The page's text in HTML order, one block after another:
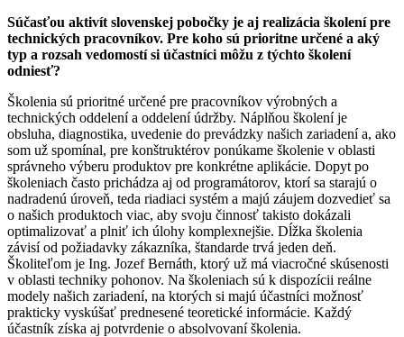
Súčasťou aktivít slovenskej pobočky je aj realizácia školení pre
technických pracovníkov. Pre koho sú prioritne určené a aký
typ a rozsah vedomostí si účastníci môžu z týchto školení
odniesť?
Školenia sú prioritné určené pre pracovníkov výrobných a
technických oddelení a oddelení údržby. Náplňou školení je
obsluha, diagnostika, uvedenie do prevádzky našich zariadení a, ako
som už spomínal, pre konštruktérov ponúkame školenie v oblasti
správneho výberu produktov pre konkrétne aplikácie. Dopyt po
školeniach často prichádza aj od programátorov, ktorí sa starajú o
nadradenú úroveň, teda riadiaci systém a majú záujem dozvedieť sa
o našich produktoch viac, aby svoju činnosť takisto dokázali
optimalizovať a plniť ich úlohy komplexnejšie. Dĺžka školenia
závisí od požiadavky zákazníka, štandarde trvá jeden deň.
Školiteľom je Ing. Jozef Bernáth, ktorý už má viacročné skúsenosti
v oblasti techniky pohonov. Na školeniach sú k dispozícii reálne
modely našich zariadení, na ktorých si majú účastníci možnosť
prakticky vyskúšať prednesené teoretické informácie. Každý
účastník získa aj potvrdenie o ­absolvovaní školenia.